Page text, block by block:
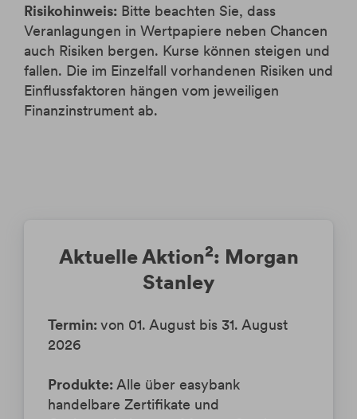
Risikohinweis: Bitte beachten Sie, dass
Veranlagungen in Wertpapiere neben Chancen
auch Risiken bergen. Kurse können steigen und
fallen. Die im Einzelfall vorhandenen Risiken und
Einflussfaktoren hängen vom jeweiligen
Finanzinstrument ab.
Aktuelle Aktion2: Morgan
Stanley
Termin:von 01. August bis 31. August
2026
Produkte: Alle über easybank
handelbare Zertifikate und